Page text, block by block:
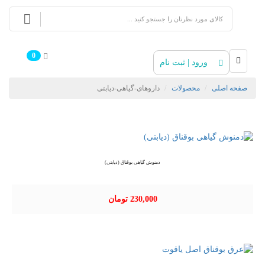
0
ورود | ثبت نام
صفحه اصلی محصولات داروهای-گیاهی-دیابتی
دمنوش گیاهی بوقناق (دیابتی)
230,000 تومان